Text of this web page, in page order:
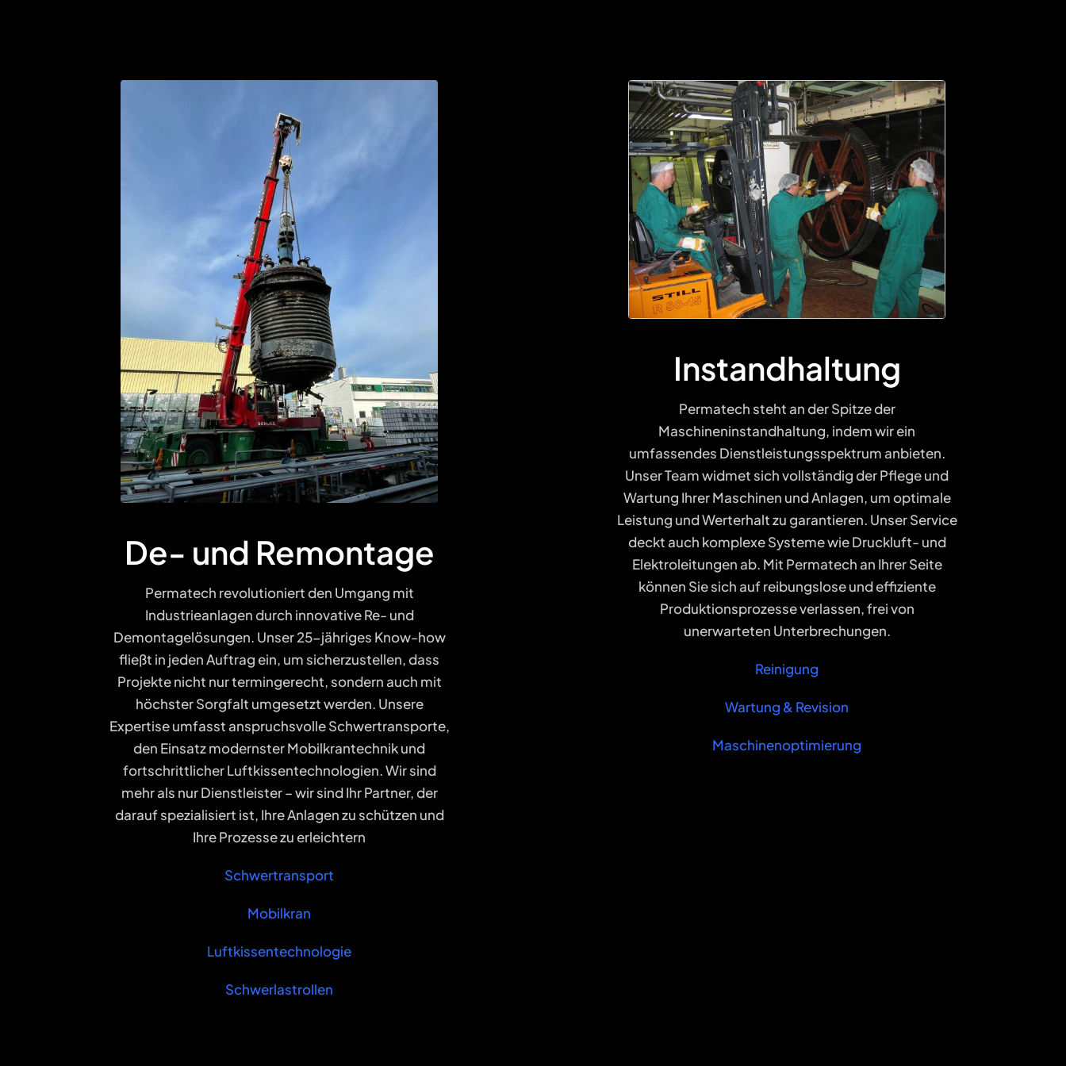
De- und Remontage
Permatech revolutioniert den Umgang mit
Industrieanlagen durch innovative Re- und
Demontagelösungen. Unser 25-jähriges Know-how
fließt in jeden Auftrag ein, um sicherzustellen, dass
Projekte nicht nur termingerecht, sondern auch mit
höchster Sorgfalt umgesetzt werden. Unsere
Expertise umfasst anspruchsvolle Schwertransporte,
den Einsatz modernster Mobilkrantechnik und
fortschrittlicher Luftkissentechnologien. Wir sind
mehr als nur Dienstleister – wir sind Ihr Partner, der
darauf spezialisiert ist, Ihre Anlagen zu schützen und
Ihre Prozesse zu erleichtern
Schwertransport
Mobilkran
Luftkissentechnologie
Schwerlastrollen
Instandhaltung
Permatech steht an der Spitze der
Maschineninstandhaltung, indem wir ein
umfassendes Dienstleistungsspektrum anbieten.
Unser Team widmet sich vollständig der Pflege und
Wartung Ihrer Maschinen und Anlagen, um optimale
Leistung und Werterhalt zu garantieren. Unser Service
deckt auch komplexe Systeme wie Druckluft- und
Elektroleitungen ab. Mit Permatech an Ihrer Seite
können Sie sich auf reibungslose und effiziente
Produktionsprozesse verlassen, frei von
unerwarteten Unterbrechungen.
Reinigung
Wartung & Revision
Maschinenoptimierung